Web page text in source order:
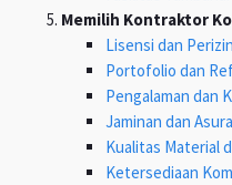
Memilih Kontraktor
Lisensi dan
Portofolio dan
Pengalaman dan
Jaminan dan
Kualitas Material
Ketersediaan